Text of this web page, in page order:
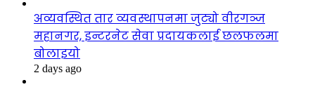
अव्यवस्थित तार व्यवस्थापनमा जुट्यो वीरगञ्ज
महानगर, इन्टरनेट सेवा प्रदायकलाई छलफलमा
बोलाइयो
2 days ago